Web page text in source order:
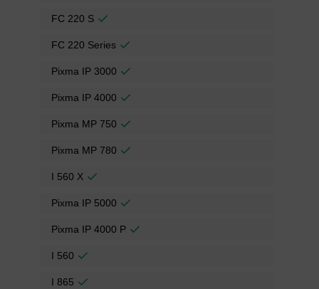
FC 220 S
FC 220 Series
Pixma IP 3000
Pixma IP 4000
Pixma MP 750
Pixma MP 780
I 560 X
Pixma IP 5000
Pixma IP 4000 P
I 560
I 865